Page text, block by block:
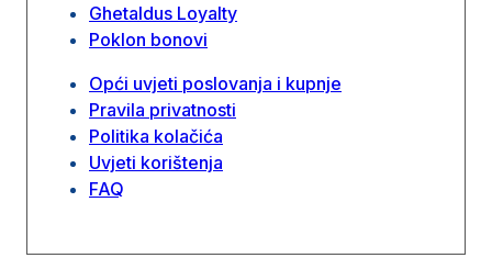
Ghetaldus Loyalty
Poklon bonovi
Opći uvjeti poslovanja i kupnje
Pravila privatnosti
Politika kolačića
Uvjeti korištenja
FAQ